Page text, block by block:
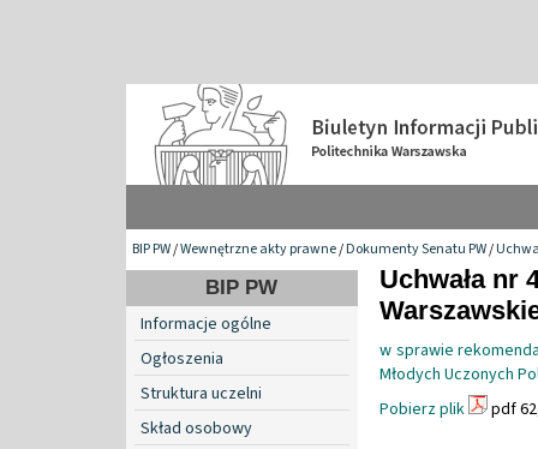
BIP PW/Wewnętrzne akty prawne/Dokumenty Senatu PW/
BIP PW
Informacje ogólne
Ogłoszenia
Struktura uczelni
Skład osobowy
Uchwała nr
w sprawie
Młodych Uczonych
Pobierz plik
pdf